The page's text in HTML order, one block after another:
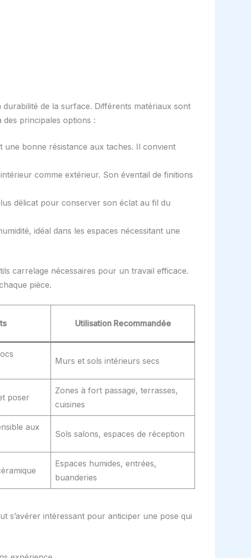
de la surface. Différents matériaux sont
principales options :
une bonne résistance aux taches. Il convient
comme extérieur. Son éventail de finitions
délicat pour conserver son éclat au fil du
idéal dans les espaces nécessitant une
carrelage nécessaires pour un travail efficace.
pièce.
Utilisation Recommandée
Murs et sols intérieurs secs
poser
Zones à fort passage, terrasses,
cuisines
aux
Sols salons, espaces de réception
Espaces humides, entrées,
buanderies
s’avérer intéressant pour anticiper une pose qui